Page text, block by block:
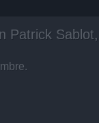
Patrick